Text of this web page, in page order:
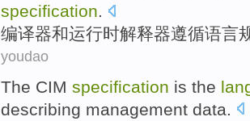
specification.
编译器和运行时解释器遵循语言
youdao
The CIM specification is the
describing management data